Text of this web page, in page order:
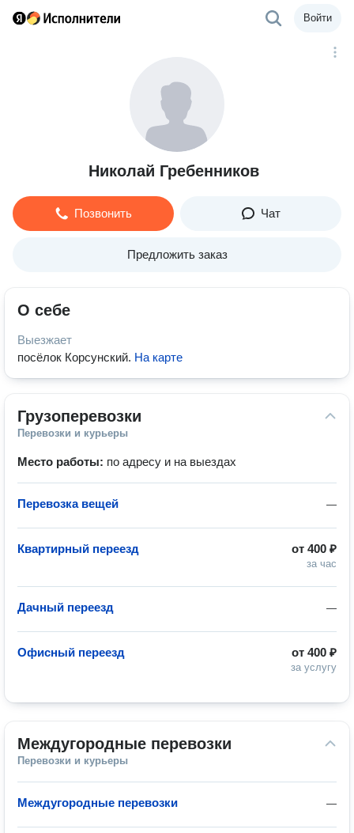
Войти
Николай Гребенников
Позвонить Чат
Предложить заказ
О себе
Выезжает
посёлок Корсунский. На карте
Грузоперевозки
Перевозки и курьеры
Место работы: по адресу и на выездах
—
Перевозка вещей
от 400 ₽
за час
Квартирный переезд
—
Дачный переезд
от 400 ₽
за услугу
Офисный переезд
Междугородные перевозки
Перевозки и курьеры
—
Междугородные перевозки